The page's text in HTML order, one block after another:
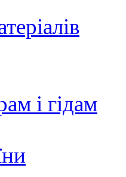
і гідам